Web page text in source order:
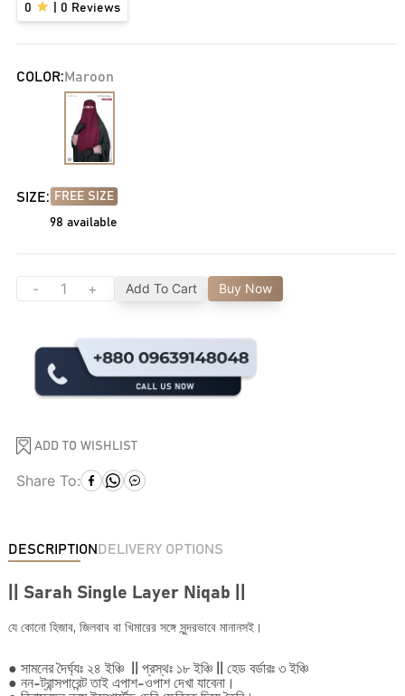
0 0 Reviews
COLOR: Maroon
SIZE: FREE SIZE
98 available
- + Add To Cart Buy Now
ADD TO WISHLIST
Share To:
DESCRIPTION DELIVERY OPTIONS
Sarah Single Layer Niqab ||
যে কোনো হিজাব, জিলবাব বা খিমারের সঙ্গে সুন্দরভাবে মানানসই।
● সামনের দৈর্ঘ্যঃ ২৪ ইঞ্চি || প্রস্থঃ ১৮ ইঞ্চি || হেড বর্ডারঃ ৩ ইঞ্চি
● নন-ট্রান্সপারেন্ট তাই এপাশ-ওপাশ দেখা যাবেনা।